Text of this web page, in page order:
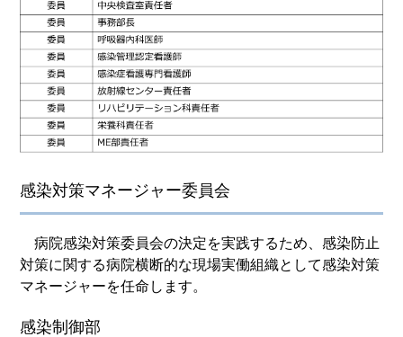
感染対策マネージャー委員会
病院感染対策委員会の決定を実践するため、感染防止
対策に関する病院横断的な現場実働組織として感染対策
マネージャーを任命します。
感染制御部